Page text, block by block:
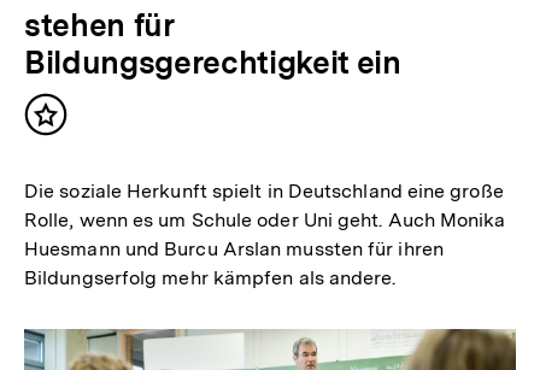
stehen für
Bildungsgerechtigkeit ein
Inhalt
Die soziale Herkunft spielt in Deutschland eine große
Rolle, wenn es um Schule oder Uni geht. Auch Monika
Huesmann und Burcu Arslan mussten für ihren
Bildungserfolg mehr kämpfen als andere.